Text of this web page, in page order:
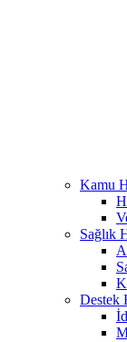
Kamu
Sağlık
Destek